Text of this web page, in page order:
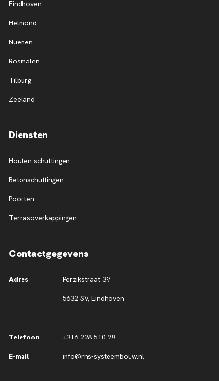
Eindhoven
Helmond
Nuenen
Rosmalen
Tilburg
Zeeland
Diensten
Houten schuttingen
Betonschuttingen
Poorten
Terrasoverkappingen
Contactgegevens
Adres Perzikstraat 39
5632 SV, Eindhoven
Telefoon +316 228 510 28
E-mail info@rns-systeembouw.nl